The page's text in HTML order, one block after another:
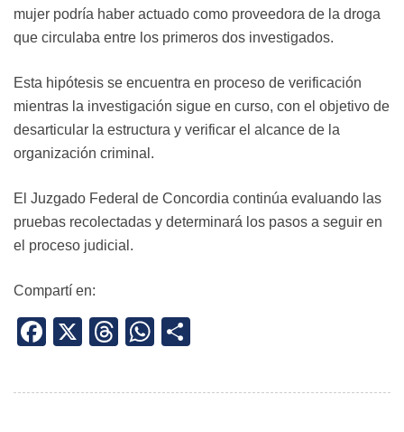
mujer podría haber actuado como proveedora de la droga
que circulaba entre los primeros dos investigados.
Esta hipótesis se encuentra en proceso de verificación
mientras la investigación sigue en curso, con el objetivo de
desarticular la estructura y verificar el alcance de la
organización criminal.
El Juzgado Federal de Concordia continúa evaluando las
pruebas recolectadas y determinará los pasos a seguir en
el proceso judicial.
Compartí en:
Facebook
X Threads
WhatsApp